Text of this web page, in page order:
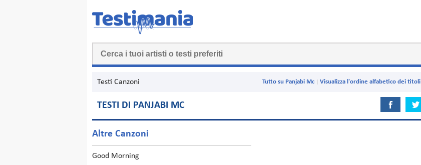
Testi Canzoni Visualizza l'ordine alfabetico dei titoli
Tutto su Panjabi Mc
TESTI DI PANJABI MC
Altre Canzoni
Good Morning